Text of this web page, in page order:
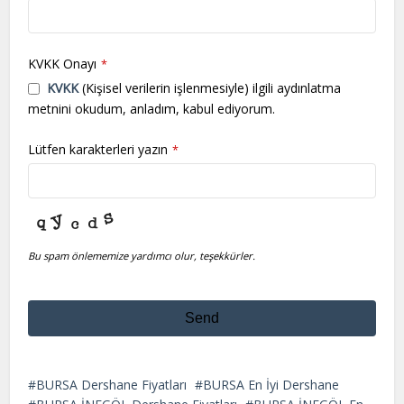
KVKK Onayı *
KVKK(Kişisel verilerin işlenmesiyle) ilgili aydınlatma
metnini okudum, anladım, kabul ediyorum.
Lütfen karakterleri yazın *
Bu spam önlememize yardımcı olur, teşekkürler.
Send
field
should
BURSA Dershane Fiyatları
BURSA En İyi Dershane